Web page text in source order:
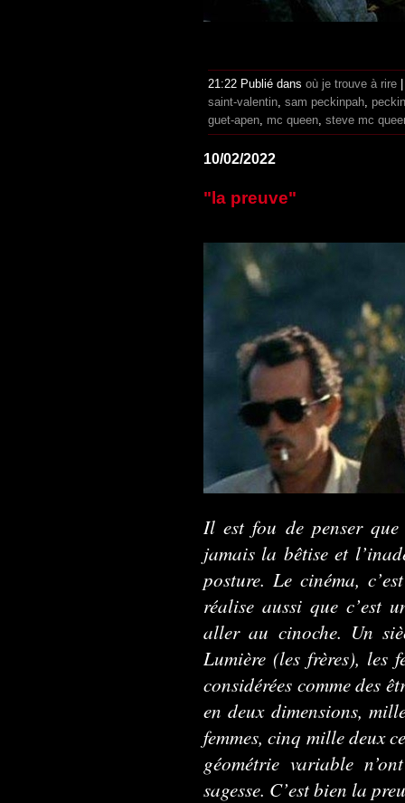
21:22 Publié dans où je trouve à rire
saint-valentin, sam peckinpah,
guet-apen, mc queen, steve mc
10/02/2022
"la preuve"
Il est fou de penser
jamais la bêtise et
posture. Le cinéma,
réalise aussi que c’est
aller au cinoche. Un
Lumière (les frères), les
considérées comme des
en deux dimensions,
femmes, cinq mille deux
géométrie variable
sagesse. C’est bien la